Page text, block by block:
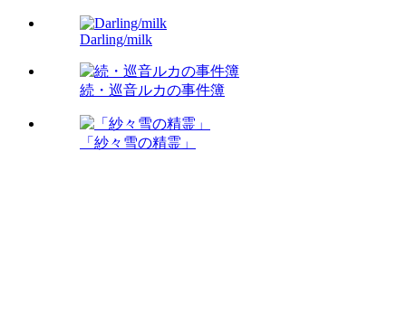
Darling/milk
続・巡音ルカの事件簿
「紗々雪の精霊」